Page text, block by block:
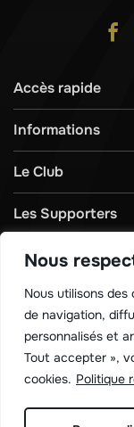
Nous
Nous utilisons
de navigation,
personnalisés et
Tout accepter »,
cookies. Politique
Accès rapide
Informations
Le Club
Les Supporters
Règlements &